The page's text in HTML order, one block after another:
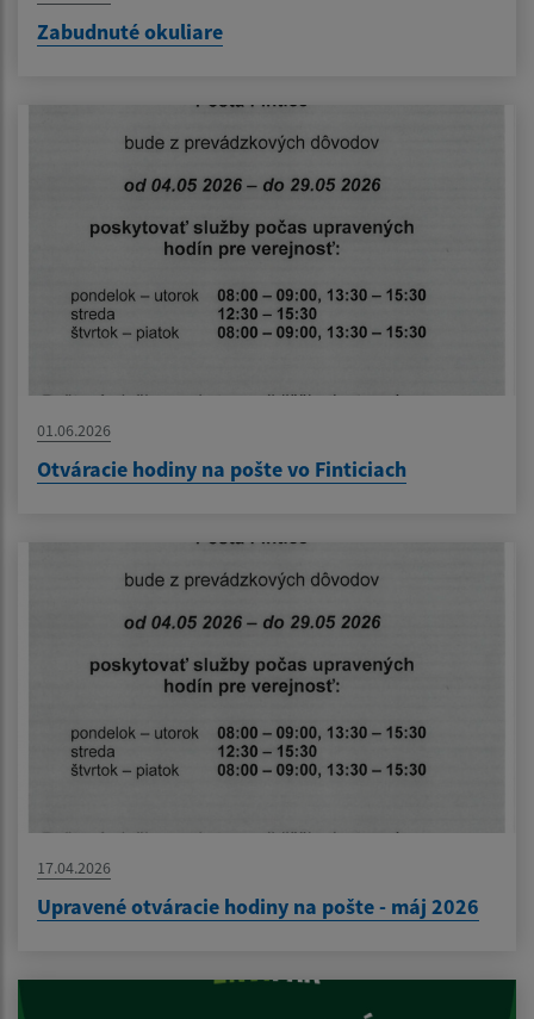
Zabudnuté okuliare
01.06.2026
Otváracie hodiny na pošte vo Finticiach
17.04.2026
Upravené otváracie hodiny na pošte - máj 2026